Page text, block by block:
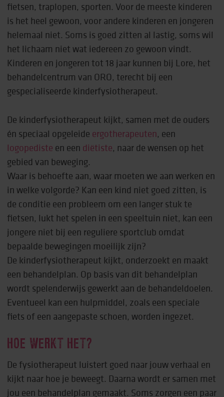
fietsen, traplopen, sporten. Voor de meeste kinderen
is het heel gewoon, voor andere kinderen en jongeren
helemaal niet. Soms is goed zitten al lastig, soms wil
het lichaam niet wat iedereen zo gewoon vindt.
Kinderen en jongeren tot 18 jaar kunnen bij Lore, het
behandelcentrum van ORO, terecht bij een
gespecialiseerde kinderfysiotherapeut.
De kinderfysiotherapeut kijkt, samen met de ouders
én speciaal opgeleide ergotherapeuten, een
logopediste en een diëtiste, naar de wensen op het
gebied van beweging.
Waar is behoefte aan, waar moeten we aan werken en
in welke volgorde? Kan een kind niet goed zitten, is
de conditie een probleem om een langer stuk te
fietsen, lukt het spelen in een speeltuin niet, kan een
jongere niet bij een reguliere sportclub omdat
bepaalde bewegingen moeilijk zijn?
De kinderfysiotherapeut kijkt, onderzoekt en maakt
een behandelplan. Op basis van dit behandelplan
wordt spelenderwijs gewerkt aan de behandeldoelen.
Eventueel kan een hulpmiddel, zoals een speciale
fiets of een aangepaste schoen, worden ingezet.
HOE WERKT HET?
De fysiotherapeut luistert goed naar jouw verhaal en
kijkt naar hoe je beweegt. Daarna wordt er samen met
jou een behandelplan gemaakt. Soms zorgen een paar